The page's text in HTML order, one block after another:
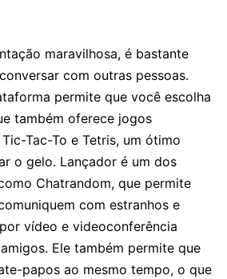
maravilhosa, é bastante
com outras pessoas.
permite que você escolha
também oferece jogos
Tac-To e Tetris, um ótimo
o gelo. Lançador é um dos
Chatrandom, que permite
com estranhos e
vídeo e videoconferência
Ele também permite que
papos ao mesmo tempo, o que